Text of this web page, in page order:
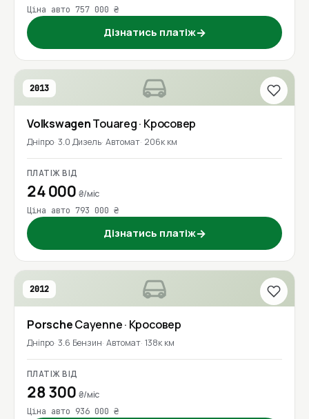
Ціна авто 757 000 ₴
Дізнатись платіж→
2013
VolkswagenTouareg· Кросовер
Дніпро 3.0 Дизель Автомат 206к км
ПЛАТІЖ ВІД
24 000 ₴/міс
Ціна авто 793 000 ₴
Дізнатись платіж→
2012
PorscheCayenne· Кросовер
Дніпро 3.6 Бензин Автомат 138к км
ПЛАТІЖ ВІД
28 300 ₴/міс
Ціна авто 936 000 ₴